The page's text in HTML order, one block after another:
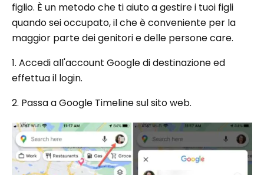
figlio. È un metodo che ti aiuto a gestire i tuoi figli
quando sei occupato, il che è conveniente per la
maggior parte dei genitori e delle persone care.
1. Accedi all'account Google di destinazione ed
effettua il login.
2. Passa a Google Timeline sul sito web.